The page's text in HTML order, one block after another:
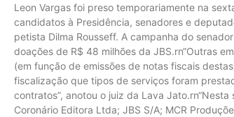
Leon Vargas foi preso temporariamente na
candidatos à Presidência, senadores e
petista Dilma Rousseff. A campanha do
doações de R$ 48 milhões da JBS.rn“Outras
(em função de emissões de notas fiscais
fiscalização que tipos de serviços foram
contratos”, anotou o juiz da Lava
Coronário Editora Ltda; JBS S/A; MCR